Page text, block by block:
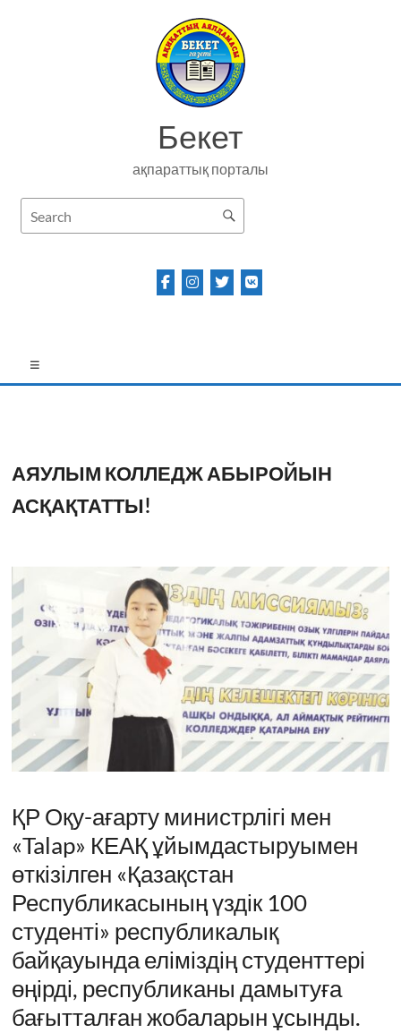
Бекет
ақпараттық порталы
АЯУЛЫМ КОЛЛЕДЖ АБЫРОЙЫН
АСҚАҚТАТТЫ!
ҚР Оқу-ағарту министрлігі мен
«Talap» КЕАҚ ұйымдастыруымен
өткізілген «Қазақстан
Республикасының үздік 100
студенті» республикалық
байқауында еліміздің студенттері
өңірді, республиканы дамытуға
бағытталған жобаларын ұсынды.